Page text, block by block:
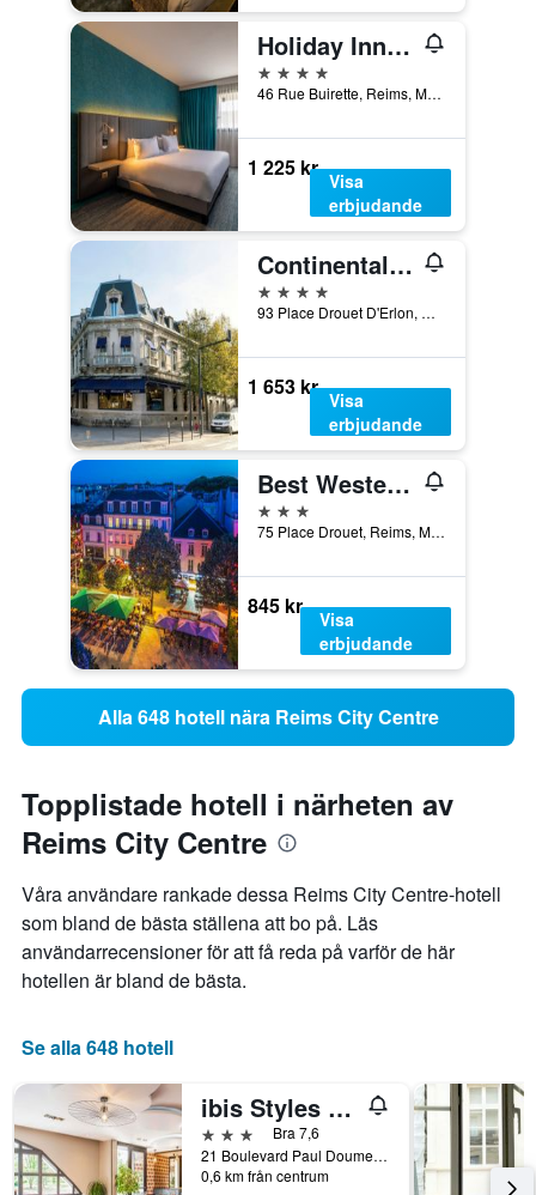
Holiday Inn Reims - City Centre By IHG
4 stjärnor
46 Rue Buirette, Reims, Marne, Frankrike
1 225 kr
Visa
erbjudande
Continental Hotel
4 stjärnor
93 Place Drouet D'Erlon, Reims, Marne, Frankrike
1 653 kr
Visa
erbjudande
Best Western Hotel Centre Reims
3 stjärnor
75 Place Drouet, Reims, Marne, Frankrike
845 kr
Visa
erbjudande
Alla 648 hotell nära Reims City Centre
Topplistade hotell i närheten av
Reims City Centre
Våra användare rankade dessa Reims City Centre-hotell
som bland de bästa ställena att bo på. Läs
användarrecensioner för att få reda på varför de här
hotellen är bland de bästa.
Se alla 648 hotell
ibis Styles Reims Centre Cathédrale
3 stjärnorBra 7,6
21 Boulevard Paul Doumer, Reims, Marne, Frankrike
0,6 km från centrum